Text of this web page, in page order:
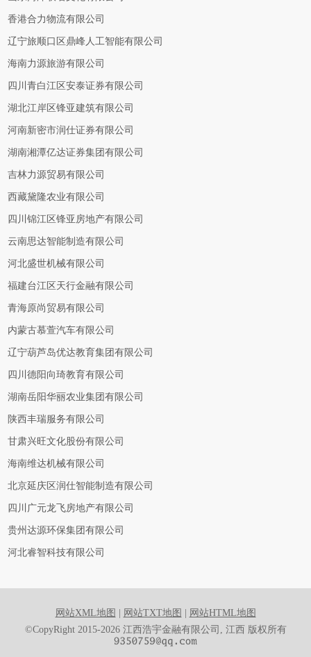
香港合力物流有限公司
辽宁旅顺口区鼎峰人工智能有限公司
海南力源旅游有限公司
四川青白江区安泰证券有限公司
湖北江岸区锋亚建筑有限公司
河南新密市润仕证券有限公司
湖南湘潭亿达证券集团有限公司
吉林力源贸易有限公司
西藏黛隆农业有限公司
四川锦江区锋亚房地产有限公司
云南思达智能制造有限公司
河北盛世机械有限公司
福建台江区天行金融有限公司
青海原尚贸易有限公司
内蒙古慕萱汽车有限公司
辽宁葫芦岛优达教育集团有限公司
四川德阳向琦教育有限公司
湖南岳阳华丽农业集团有限公司
陕西丰瑞服务有限公司
甘肃兴旺文化股份有限公司
海南维达机械有限公司
北京延庆区润仕智能制造有限公司
四川广元龙飞房地产有限公司
贵州达源环保集团有限公司
河北睿智科技有限公司
网站XML地图 网站TXT地图
网站HTML地图
©CopyRight 2015-2026 江西浩宇金融有限公司, 江西 版权所有